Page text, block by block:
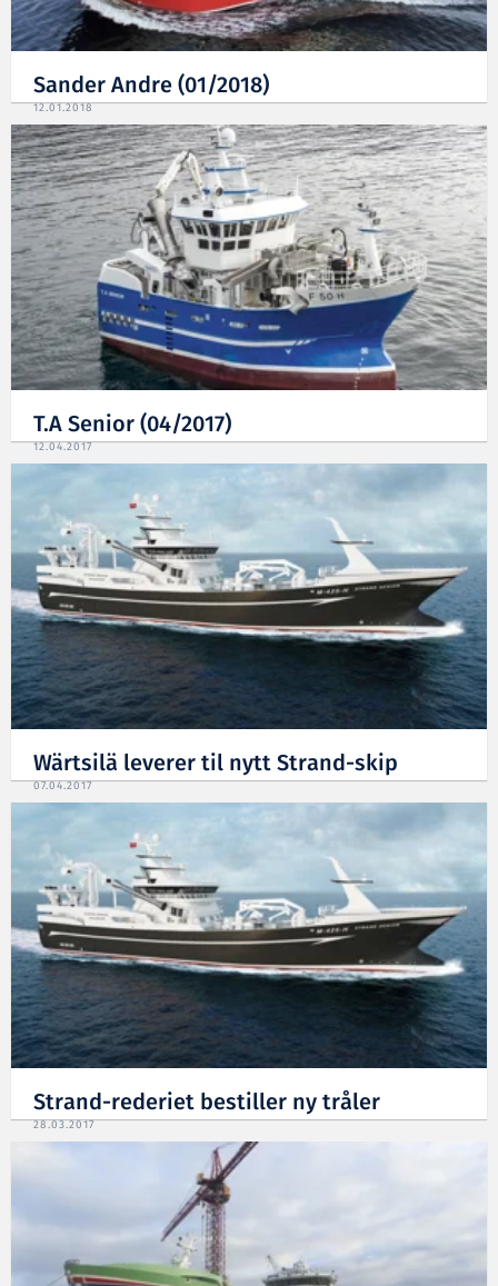
Sander Andre (01/2018)
12.01.2018
T.A Senior (04/2017)
12.04.2017
Wärtsilä leverer til nytt Strand-skip
07.04.2017
Strand-rederiet bestiller ny tråler
28.03.2017